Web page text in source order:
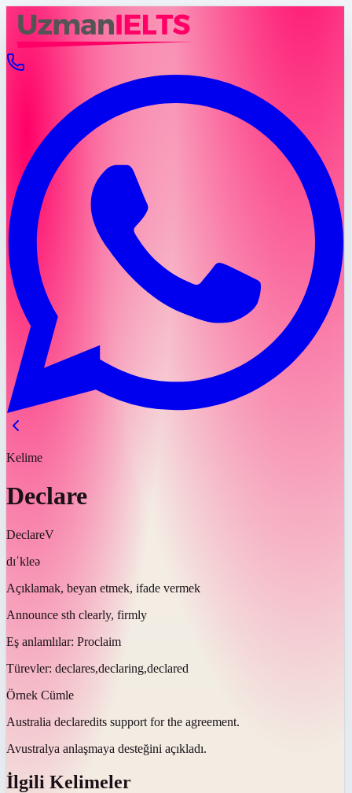
Kelime
Declare
DeclareV
dɪˈkleə
Açıklamak, beyan etmek, ifade vermek
Announce sth clearly, firmly
Eş anlamlılar: Proclaim
Türevler: declares,declaring,declared
Örnek Cümle
Australia declaredits support for the agreement.
Avustralya anlaşmaya desteğini açıkladı.
İlgili Kelimeler